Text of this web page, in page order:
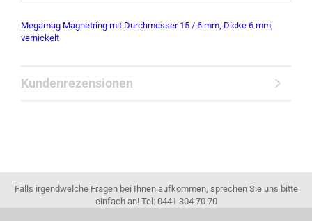
Megamag Magnetring mit Durchmesser 15 / 6 mm, Dicke 6 mm,
vernickelt
Kundenrezensionen
Falls irgendwelche Fragen bei Ihnen aufkommen, sprechen Sie uns bitte
einfach an! Tel: 0441 304 70 70